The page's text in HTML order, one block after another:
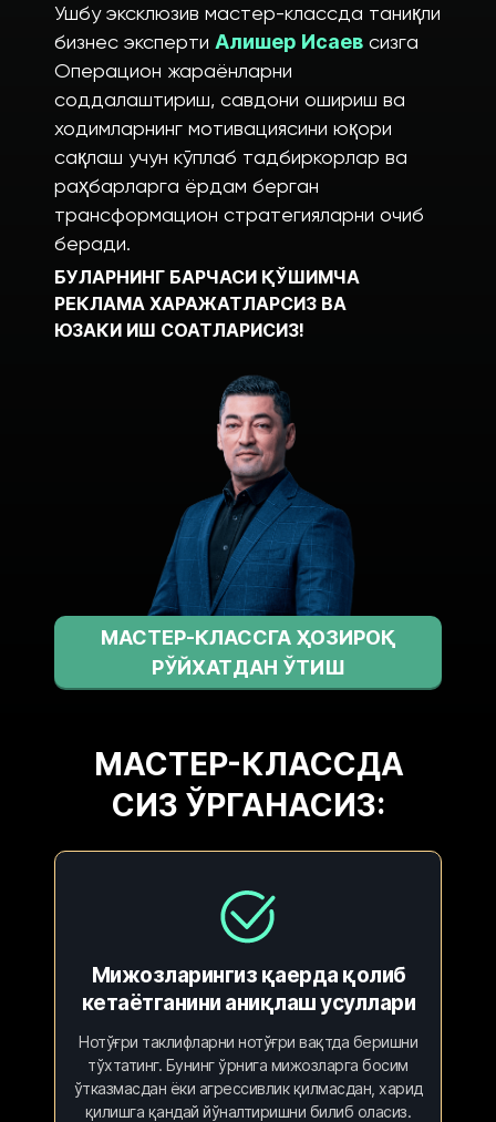
МАСТЕР-КЛАССГА ҲОЗИРОҚ
РЎЙХАТДАН ЎТИШ
МАСТЕР-КЛАССДА
СИЗ ЎРГАНАСИЗ:
Ушбу эксклюзив мастер-классда таниқли
бизнес эксперти Алишер Исаев сизга
Операцион жараёнларни
соддалаштириш, савдони ошириш ва
ходимларнинг мотивациясини юқори
сақлаш учун кўплаб тадбиркорлар ва
раҳбарларга ёрдам берган
трансформацион стратегияларни очиб
беради.
БУЛАРНИНГ БАРЧАСИ ҚЎШИМЧА
РЕКЛАМА ХАРАЖАТЛАРСИЗ ВА
ЮЗАКИ ИШ СОАТЛАРИСИЗ!
Мижозларингиз қаерда қолиб
кетаётганини аниқлаш усуллари
Нотўғри таклифларни нотўғри вақтда беришни
тўхтатинг. Бунинг ўрнига мижозларга босим
ўтказмасдан ёки агрессивлик қилмасдан, харид
қилишга қандай йўналтиришни билиб оласиз.